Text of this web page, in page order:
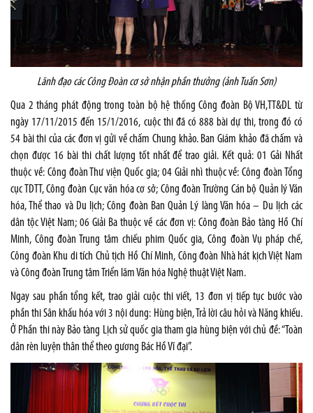
Lãnh đạo các Công Đoàn cơ sở nhận phần thưởng (ảnh Tuấn Sơn)
Qua 2 tháng phát động trong toàn bộ hệ thống Công đoàn Bộ VH,TT&DL từ
ngày 17/11/2015 đến 15/1/2016, cuộc thi đã có 888 bài dự thi, trong đó có
54 bài thi của các đơn vị gửi về chấm Chung khảo. Ban Giám khảo đã chấm và
chọn được 16 bài thi chất lượng tốt nhất để trao giải. Kết quả: 01 Gải Nhất
thuộc về: Công đoàn Thư viện Quốc gia; 04 Giải nhì thuộc về: Công đoàn Tổng
cục TDTT, Công đoàn Cục văn hóa cơ sở; Công đoàn Trường Cán bộ Quản lý Văn
hóa, Thể thao và Du lịch; Công đoàn Ban Quản Lý làng Văn hóa – Du lịch các
dân tộc Việt Nam; 06 Giải Ba thuộc về các đơn vị: Công đoàn Bảo tàng Hồ Chí
Minh, Công đoàn Trung tâm chiếu phim Quốc gia, Công đoàn Vụ pháp chế,
Công đoàn Khu di tích Chủ tịch Hồ Chí Minh, Công đoàn Nhà hát kịch Việt Nam
và Công đoàn Trung tâm Triển lãm Văn hóa Nghệ thuật Việt Nam.
Ngay sau phần tổng kết, trao giải cuộc thi viết, 13 đơn vị tiếp tục bước vào
phần thi Sân khấu hóa với 3 nội dung: Hùng biện, Trả lời câu hỏi và Năng khiếu.
Ở Phần thi này Bảo tàng Lịch sử quốc gia tham gia hùng biện với chủ đề: “Toàn
dân rèn luyện thân thể theo gương Bác Hồ Vĩ đại”.